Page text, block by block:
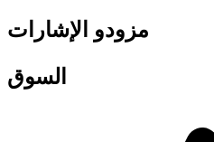
مزودو الإشارات
السوق